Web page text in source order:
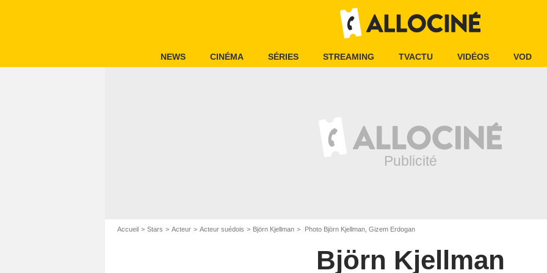
NEWS CINÉMA SÉRIES STREAMING TVACTU VIDÉOS VOD
Accueil Stars Acteur Acteur suédois Björn Kjellman Photo Björn Kjellman, Gizem Erdogan
Björn Kjellman